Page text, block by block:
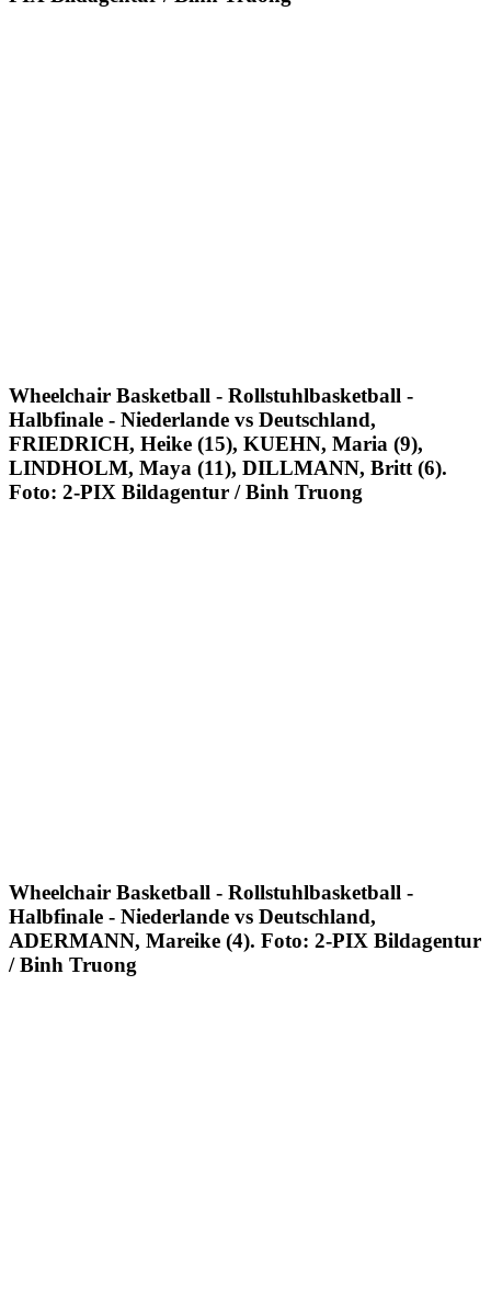
Wheelchair Basketball - Rollstuhlbasketball -
Halbfinale - Niederlande vs Deutschland,
FRIEDRICH, Heike (15), KUEHN, Maria (9),
LINDHOLM, Maya (11), DILLMANN, Britt (6).
Foto: 2-PIX Bildagentur / Binh Truong
Wheelchair Basketball - Rollstuhlbasketball -
Halbfinale - Niederlande vs Deutschland,
ADERMANN, Mareike (4). Foto: 2-PIX Bildagentur
/ Binh Truong